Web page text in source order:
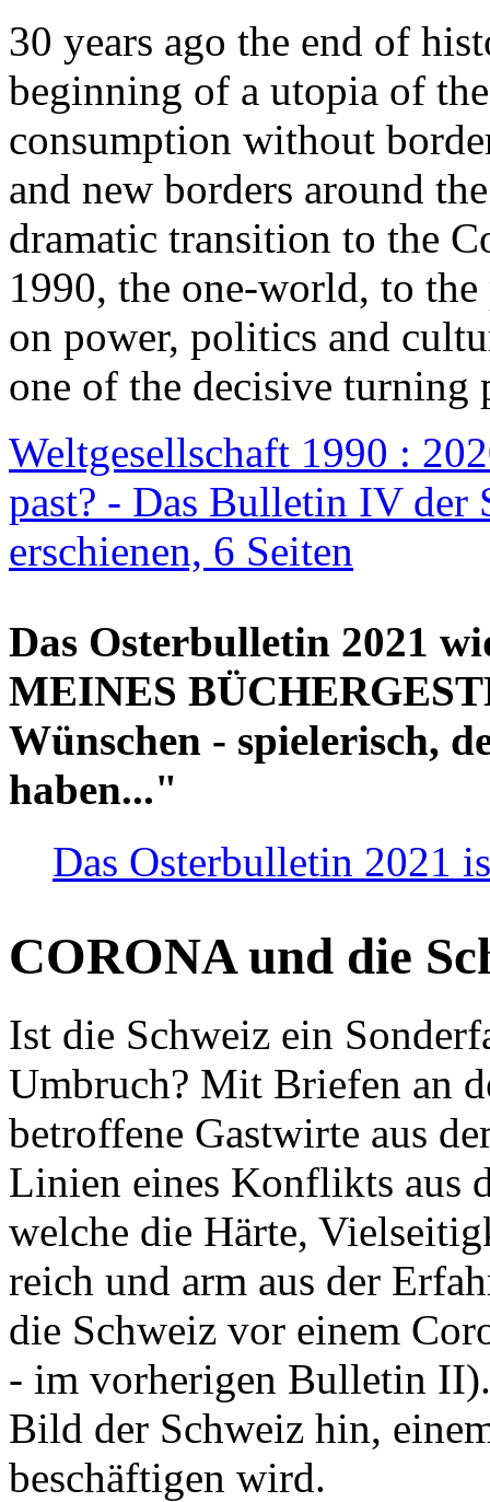
30 years ago the end of
beginning of a utopia of
consumption without
and new borders around
dramatic transition to the
1990, the one-world, to the
on power, politics and
one of the decisive turning
Weltgesellschaft 1990 :
past? - Das Bulletin IV der
erschienen, 6 Seiten
Das Osterbulletin 2021
MEINES
Wünschen - spielerisch,
haben..."
Das Osterbulletin 2021
CORONA und die
Ist die Schweiz ein
Umbruch? Mit Briefen an
betroffene Gastwirte aus
Linien eines Konflikts aus
welche die Härte,
reich und arm aus der
die Schweiz vor einem
- im vorherigen Bulletin
Bild der Schweiz hin,
beschäftigen wird.